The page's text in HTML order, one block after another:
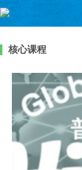
文章
来信
教会带领
核心课程